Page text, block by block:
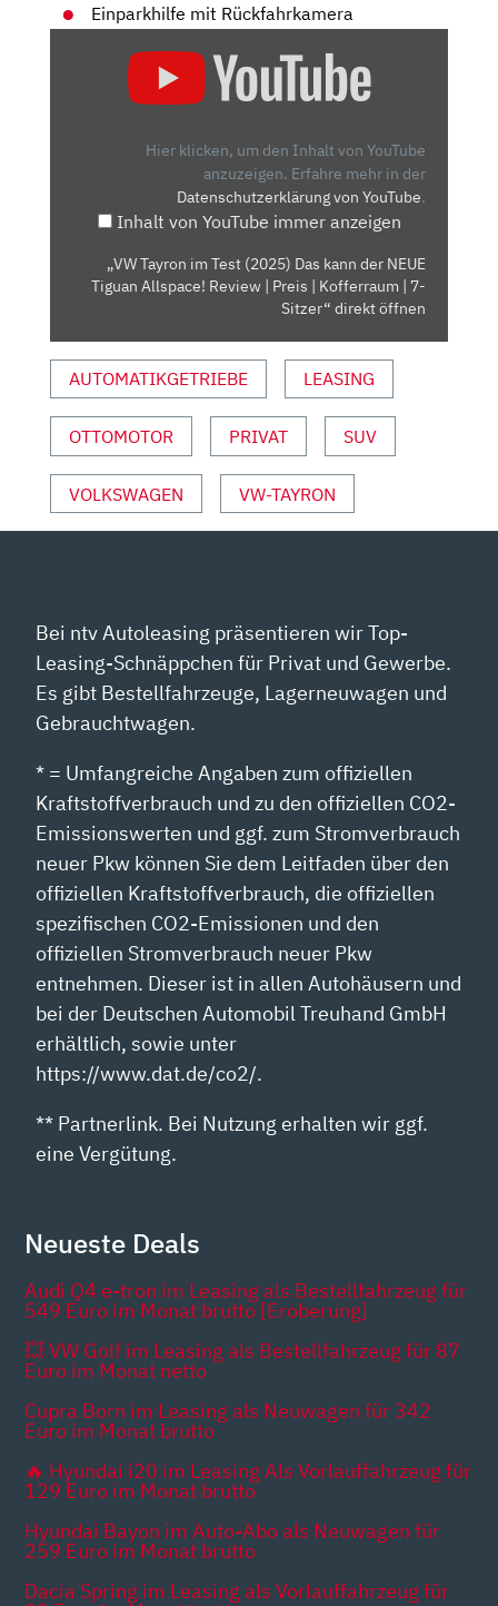
Einparkhilfe mit Rückfahrkamera
TIGUAN
|
PREIS
|
KOFFERRAUM
SITZER“
Hier klicken, um den Inhalt von YouTube
anzuzeigen. Erfahre mehr in der
Datenschutzerklärung von YouTube.
Inhalt von YouTube immer anzeigen
„VW Tayron im Test (2025) Das kann der NEUE
Tiguan Allspace! Review | Preis | Kofferraum | 7-
Sitzer“ direkt öffnen
AUTOMATIKGETRIEBE LEASING
OTTOMOTOR PRIVAT SUV
VOLKSWAGEN VW-TAYRON
Bei ntv Autoleasing präsentieren wir Top-
Leasing-Schnäppchen für Privat und Gewerbe.
Es gibt Bestellfahrzeuge, Lagerneuwagen und
Gebrauchtwagen.
* = Umfangreiche Angaben zum offiziellen
Kraftstoffverbrauch und zu den offiziellen CO2-
Emissionswerten und ggf. zum Stromverbrauch
neuer Pkw können Sie dem Leitfaden über den
offiziellen Kraftstoffverbrauch, die offiziellen
spezifischen CO2-Emissionen und den
offiziellen Stromverbrauch neuer Pkw
entnehmen. Dieser ist in allen Autohäusern und
bei der Deutschen Automobil Treuhand GmbH
erhältlich, sowie unter
https://www.dat.de/co2/.
** Partnerlink. Bei Nutzung erhalten wir ggf.
eine Vergütung.
Neueste Deals
Audi Q4 e-tron im Leasing als Bestellfahrzeug für
549 Euro im Monat brutto [Eroberung]
💥 VW Golf im Leasing als Bestellfahrzeug für 87
Euro im Monat netto
Cupra Born im Leasing als Neuwagen für 342
Euro im Monat brutto
🔥 Hyundai i20 im Leasing Als Vorlauffahrzeug für
129 Euro im Monat brutto
Hyundai Bayon im Auto-Abo als Neuwagen für
259 Euro im Monat brutto
Dacia Spring im Leasing als Vorlauffahrzeug für